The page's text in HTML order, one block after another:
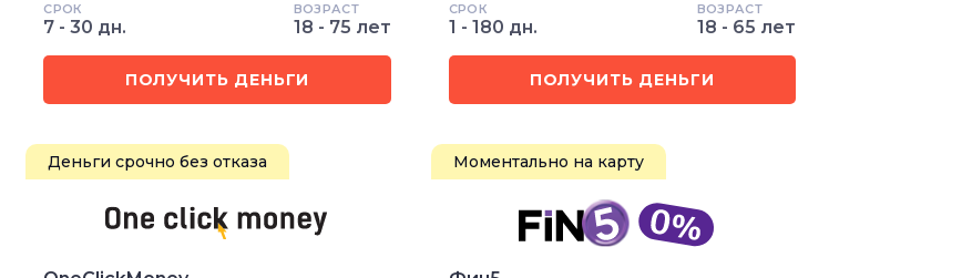
СРОК
7 - 30 дн.
ВОЗРАСТ
18 - 75 лет
ПОЛУЧИТЬ ДЕНЬГИ
СРОК
1 - 180 дн.
ВОЗРАСТ
18 - 65 лет
ПОЛУЧИТЬ ДЕНЬГИ
Деньги срочно без отказа Моментально на карту